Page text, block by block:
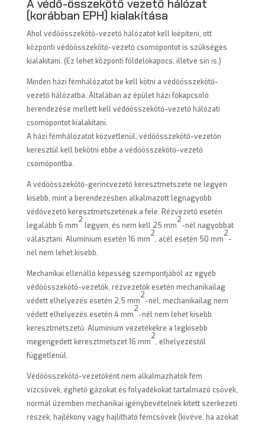
A védő-összekötő vezető hálózat
(korábban EPH) kialakítása
Ahol védőösszekötő-vezető hálózatot kell kiépíteni, ott
központi védőösszekötő-vezető csomópontot is szükséges
kialakítani. (Ez lehet központi földelőkapocs, illetve sín is.)
Minden házi fémhálózatot be kell kötni a védőösszekötő-
vezető hálózatba. Általában az épület házi főkapcsoló
berendezése mellett kell védőösszekötő-vezető hálózati
csomópontot kialakítani.
A házi fémhálózatot közvetlenül, védőösszekötő-vezetőn
keresztül kell bekötni ebbe a védőösszekötő-vezető
csomópontba.
A védőösszekötő-gerincvezető keresztmetszete ne legyen
kisebb, mint a berendezésben alkalmazott legnagyobb
védővezető keresztmetszetének a fele. Rézvezető esetén
legalább 6 mm
2
legyen, és nem kell 25 mm
2
-nél nagyobbat
választani. Alumínium esetén 16 mm
2
, acél esetén 50 mm
2
-
nél nem lehet kisebb.
Mechanikai ellenálló képesség szempontjából az egyéb
védőösszekötő-vezetők, rézvezetők esetén mechanikailag
védett elhelyezés esetén 2,5 mm
2
-nél, mechanikailag nem
védett elhelyezés esetén 4 mm
2
-nél nem lehet kisebb
keresztmetszetű. Alumínium vezetékekre a legkisebb
megengedett keresztmetszet 16 mm
2
, elhelyezéstől
függetlenül.
Védőösszekötő-vezetőként nem alkalmazhatók fém
vízcsövek, éghető gázokat és folyadékokat tartalmazó csövek,
normál üzemben mechanikai igénybevételnek kitett szerkezeti
részek, hajlékony vagy hajlítható fémcsövek (kivéve, ha azokat